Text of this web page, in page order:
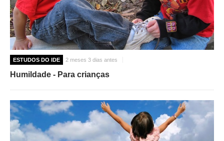
ESTUDOS DO IDE 2 meses 3 dias antes
Humildade - Para crianças